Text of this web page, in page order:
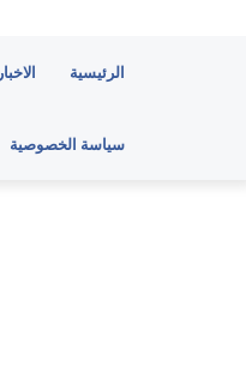
الرئيسية الاخبار
سياسة الخصوصية